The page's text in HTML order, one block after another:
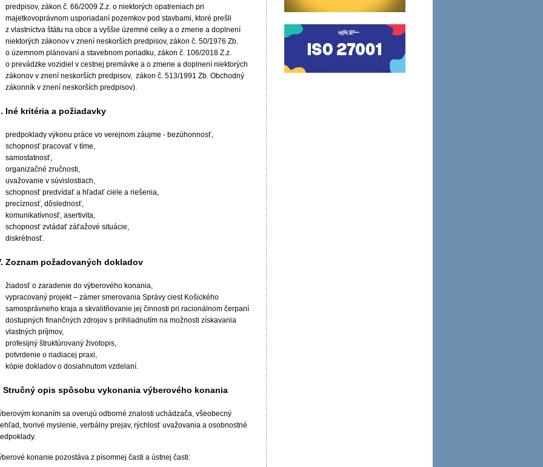
predpisov, zákon č. 66/2009 Z.z. o niektorých opatreniach pri
majetkovoprávnom usporiadaní pozemkov pod stavbami, ktoré prešli
z vlastníctva štátu na obce a vyššie územné celky a o zmene a doplnení
niektorých zákonov v znení neskorších predpisov, zákon č. 50/1976 Zb.
o územnom plánovaní a stavebnom poriadku, zákon č. 106/2018 Z.z.
o prevádzke vozidiel v cestnej premávke a o zmene a doplnení niektorých
zákonov v znení neskorších predpisov, zákon č. 513/1991 Zb. Obchodný
zákonník v znení neskorších predpisov).
Iné kritéria a požiadavky
predpoklady výkonu práce vo verejnom záujme - bezúhonnosť,
schopnosť pracovať v tíme,
samostatnosť,
organizačné zručnosti,
uvažovanie v súvislostiach,
schopnosť predvídať a hľadať ciele a riešenia,
precíznosť, dôslednosť,
komunikatívnosť, asertivita,
schopnosť zvládať záťažové situácie,
diskrétnosť.
Zoznam požadovaných dokladov
žiadosť o zaradenie do výberového konania,
vypracovaný projekt – zámer smerovania Správy ciest Košického
samosprávneho kraja a skvalitňovanie jej činnosti pri racionálnom čerpaní
dostupných finančných zdrojov s prihliadnutím na možnosti získavania
vlastných príjmov,
profesijný štruktúrovaný životopis,
potvrdenie o riadiacej praxi,
kópie dokladov o dosiahnutom vzdelaní.
Stručný opis spôsobu vykonania výberového konania
konaním sa overujú odborné znalosti uchádzača, všeobecný
tvorivé myslenie, verbálny prejav, rýchlosť uvažovania a osobnostné
konanie pozostáva z písomnej časti a ústnej časti: